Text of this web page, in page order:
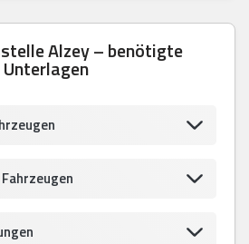
Alzey – benötigte
Unterlagen